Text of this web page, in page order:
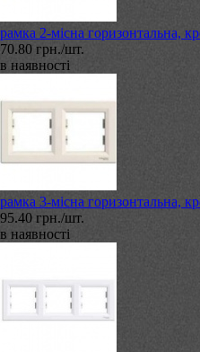
рамка 2-місна горизонтальна,
70.80 грн./шт.
в наявності
рамка 3-місна горизонтальна,
95.40 грн./шт.
в наявності